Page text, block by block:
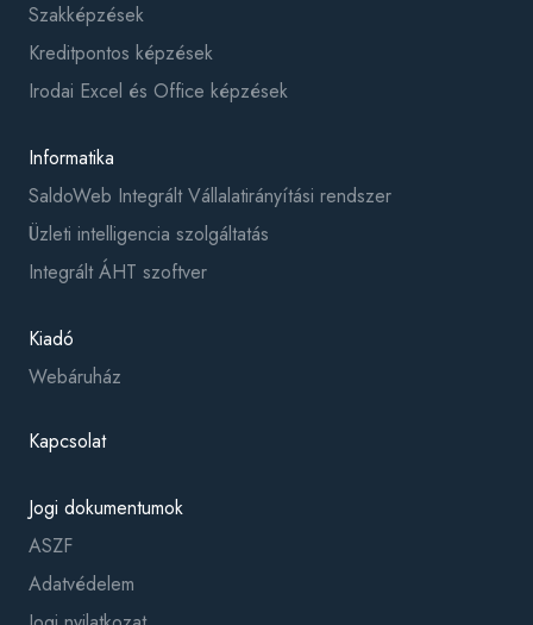
Szakképzések
Kreditpontos képzések
Irodai Excel és Office képzések
Informatika
SaldoWeb Integrált Vállalatirányítási rendszer
Üzleti intelligencia szolgáltatás
Integrált ÁHT szoftver
Kiadó
Webáruház
Kapcsolat
Jogi dokumentumok
ASZF
Adatvédelem